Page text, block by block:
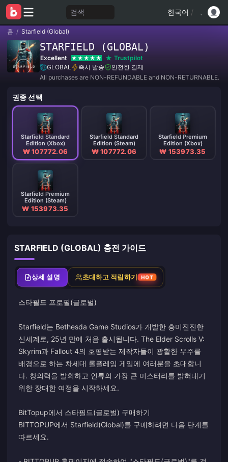
검색 한국어 /
홈 / Starfield (Global)
STARFIELD (GLOBAL)
Excellent
Trustpilot
GLOBAL
즉시 발송
안전한 결제
All purchases are NON-REFUNDABLE and NON-RETURNABLE.
권종 선택
Starfield Standard
Edition (Xbox)
₩ 107772.06
Starfield Standard
Edition (Steam)
₩ 107772.06
Starfield Premium
Edition (Xbox)
₩ 153973.35
Starfield Premium
Edition (Steam)
₩ 153973.35
STARFIELD (GLOBAL) 충전 가이드
상세 설명 초대하고 적립하기 HOT
스타필드 프로필(글로벌)
Starfield는 Bethesda Game Studios가 개발한 흥미진진한
신세계로, 25년 만에 처음 출시됩니다. The Elder Scrolls V:
Skyrim과 Fallout 4의 호평받는 제작자들이 광활한 우주를
배경으로 하는 차세대 롤플레잉 게임에 여러분을 초대합니
다. 창의력을 발휘하고 인류의 가장 큰 미스터리를 밝혀내기
위한 장대한 여정을 시작하세요.
BitTopup에서 스타필드(글로벌) 구매하기
BITTOPUP에서 Starfield(Global)를 구매하려면 다음 단계를
따르세요.